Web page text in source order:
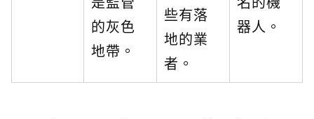
的灰色
地帶。
些有落
地的業
者。
器人。